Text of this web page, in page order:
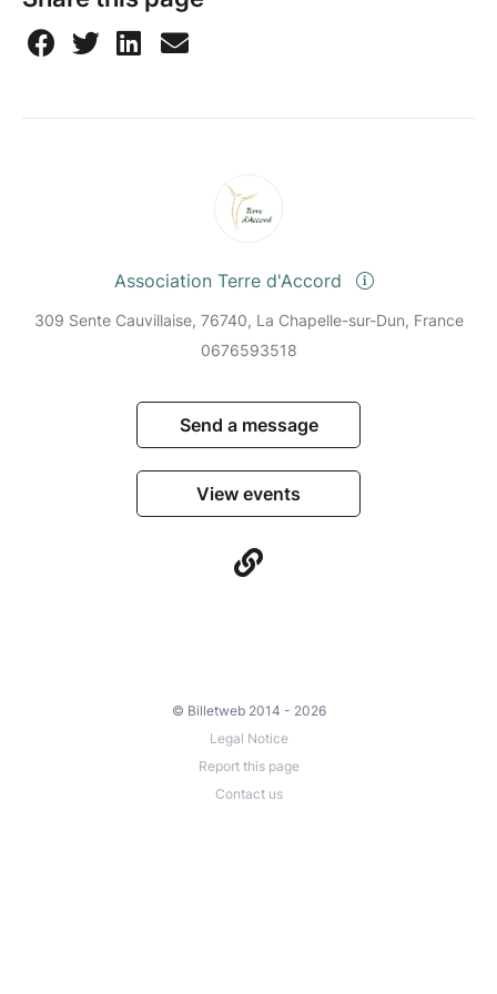
Association Terre d'Accord
309 Sente Cauvillaise, 76740, La Chapelle-sur-Dun, France
0676593518
Send a message
View events
© Billetweb 2014 - 2026
Legal Notice
Report this page
Contact us